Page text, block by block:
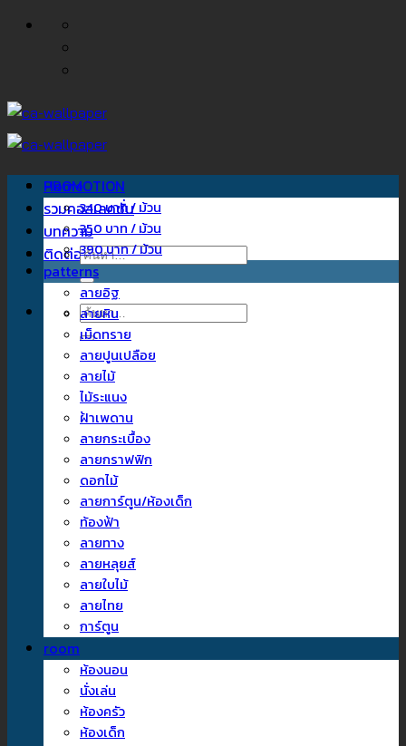
ข้าม
Home
รวมคอลเลคชั่น
บทความ
ติดต่อเรา
ค้นหา:
ค้นหา:
PROMOTION
340 บาท / ม้วน
350 บาท / ม้วน
390 บาท / ม้วน
patterns
ลายอิฐ
ลายหิน
เม็ดทราย
ลายปูนเปลือย
ลายไม้
ไม้ระแนง
ฝ้าเพดาน
ลายกระเบื้อง
ลายกราฟฟิก
ดอกไม้
ลายการ์ตูน/ห้องเด็ก
ท้องฟ้า
ลายทาง
ลายหลุยส์
ลายใบไม้
ลายไทย
การ์ตูน
room
ห้องนอน
นั่งเล่น
ห้องครัว
ห้องเด็ก